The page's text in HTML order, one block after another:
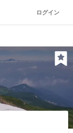
ログイン